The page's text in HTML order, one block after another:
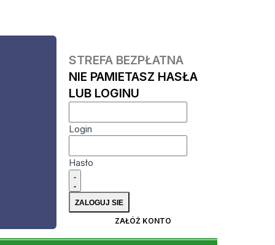
STREFA BEZPŁATNA
NIE PAMIETASZ HASŁA
LUB LOGINU
Login
Hasło
ZAŁÓŻ KONTO